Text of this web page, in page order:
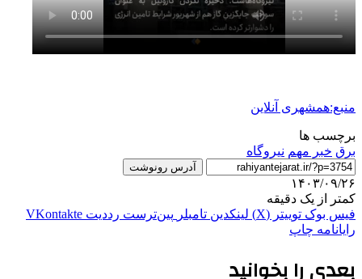
منبع:همشهری آنلاین
برچسب ها
برق خبر مهم نیروگاه
آدرس رونوشت
۱۴۰۳/۰۹/۲۶
کمتر از یک دقیقه
فیس بوک توییتر (X) لینکدین ‫تامبلر ‫پین‌ترست ‫رددیت ‫VKontakte
رایانامه چاپ
بعدی را بخوانید